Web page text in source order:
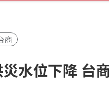
商
水位下降 台